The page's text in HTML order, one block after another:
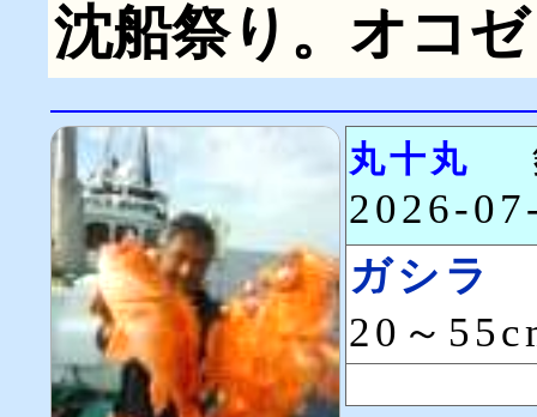
沈船祭り。オコゼ
丸十丸
2026-
ガシラ
20～